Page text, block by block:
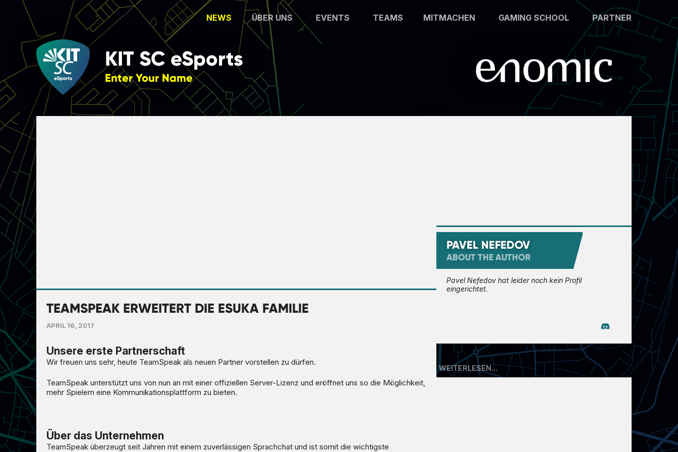
NEWS ÜBER UNS EVENTS TEAMS MITMACHEN GAMING SCHOOL PARTNER
KIT SC eSports
Enter Your Name
TEAMSPEAK ERWEITERT DIE ESUKA FAMILIE
APRIL 16, 2017
Unsere erste Partnerschaft
Wir freuen uns sehr, heute TeamSpeak als neuen Partner vorstellen zu dürfen.
TeamSpeak unterstützt uns von nun an mit einer offiziellen Server-Lizenz und eröffnet uns so die Möglichkeit,
mehr Spielern eine Kommunikationsplattform zu bieten.
Über das Unternehmen
TeamSpeak überzeugt seit Jahren mit einem zuverlässigen Sprachchat und ist somit die wichtigste
PAVEL NEFEDOV
ABOUT THE AUTHOR
Pavel Nefedov hat leider noch kein Profil
eingerichtet.
WEITERLESEN...